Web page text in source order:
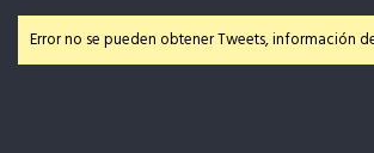
Error no se pueden obtener Tweets, información